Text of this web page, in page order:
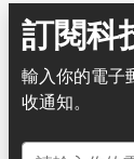
訂閱科
輸入你的電子
收通知。
電子郵件地址